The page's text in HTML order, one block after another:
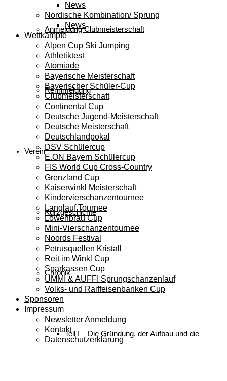
Anmeldung Clubmeisterschaft
Rennmeldung
Verein
Kurzgeschichte
Chronik
Teil I – Die Gründung, der Aufbau und die
News
Nordische Kombination/ Sprung
News
Wettkämpfe
Alpen Cup Ski Jumping
Athletiktest
Atomiade
Bayerische Meisterschaft
Bayerischer Schüler-Cup
Clubmeisterschaft
Continental Cup
Deutsche Jugend-Meisterschaft
Deutsche Meisterschaft
Deutschlandpokal
DSV Schülercup
E.ON Bayern Schülercup
FIS World Cup Cross-Country
Grenzland Cup
Kaiserwinkl Meisterschaft
Kindervierschanzentournee
Langlauf Tournee
Löwenbräu Cup
Mini-Vierschanzentournee
Noords Festival
Petrusquellen Kristall
Reit im Winkl Cup
Sparkassen Cup
UMMI & AUFFI Sprungschanzenlauf
Volks- und Raiffeisenbanken Cup
Sponsoren
Impressum
Newsletter Anmeldung
Kontakt
Datenschutzerklärung